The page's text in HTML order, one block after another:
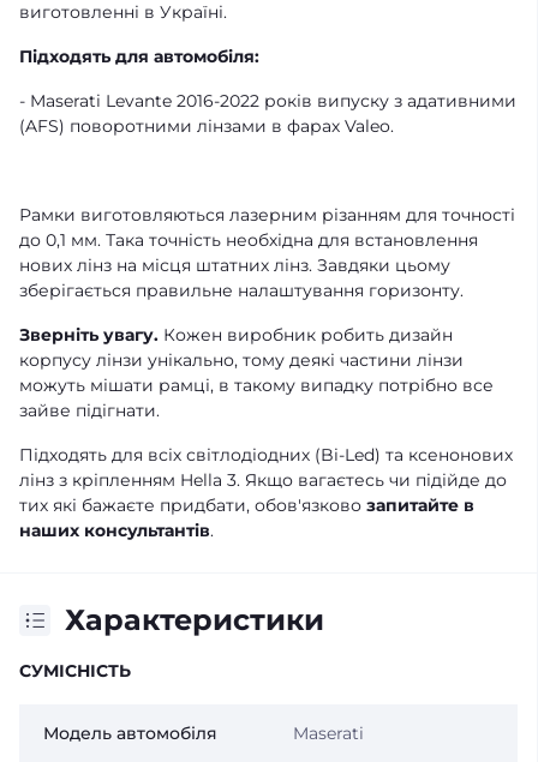
виготовленні в Україні.
Підходять для автомобіля:
- Maserati Levante 2016-2022 років випуску з адативними
(AFS) поворотними лінзами в фарах Valeo.
Рамки виготовляються лазерним різанням для точності
до 0,1 мм. Така точність необхідна для встановлення
нових лінз на місця штатних лінз. Завдяки цьому
зберігається правильне налаштування горизонту.
Зверніть увагу. Кожен виробник робить дизайн
корпусу лінзи унікально, тому деякі частини лінзи
можуть мішати рамці, в такому випадку потрібно все
зайве підігнати.
Підходять для всіх світлодіодних (Bi-Led) та ксенонових
лінз з кріпленням Hella 3. Якщо вагаєтесь чи підійде до
тих які бажаєте придбати, обов'язково запитайте в
наших консультантів.
Характеристики
СУМІСНІСТЬ
Модель автомобіля Maserati